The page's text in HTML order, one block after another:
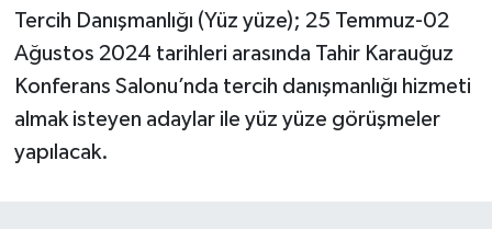
Tercih Danışmanlığı (Yüz yüze); 25 Temmuz-02
Ağustos 2024 tarihleri arasında Tahir Karauğuz
Konferans Salonu’nda tercih danışmanlığı hizmeti
almak isteyen adaylar ile yüz yüze görüşmeler
yapılacak.